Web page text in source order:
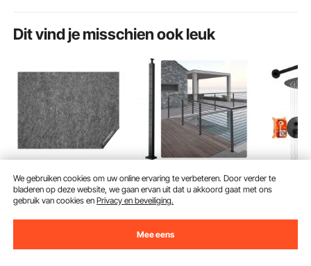
Dit vind je misschien ook leuk
VEVOR
tapijtondervloer,
12 mm dik, dubbellaags
VEVOR
kabelleuningpaal,
hoekleuningpaal, 12
voorgeboorde gaten,
Eindigt Aug. 14
VEVOR
We gebruiken cookies om uw online ervaring te verbeteren. Door verder te
bladeren op deze website, we gaan ervan uit dat u akkoord gaat met ons
gebruik van cookies enPrivacy en beveiliging.
Mee eens